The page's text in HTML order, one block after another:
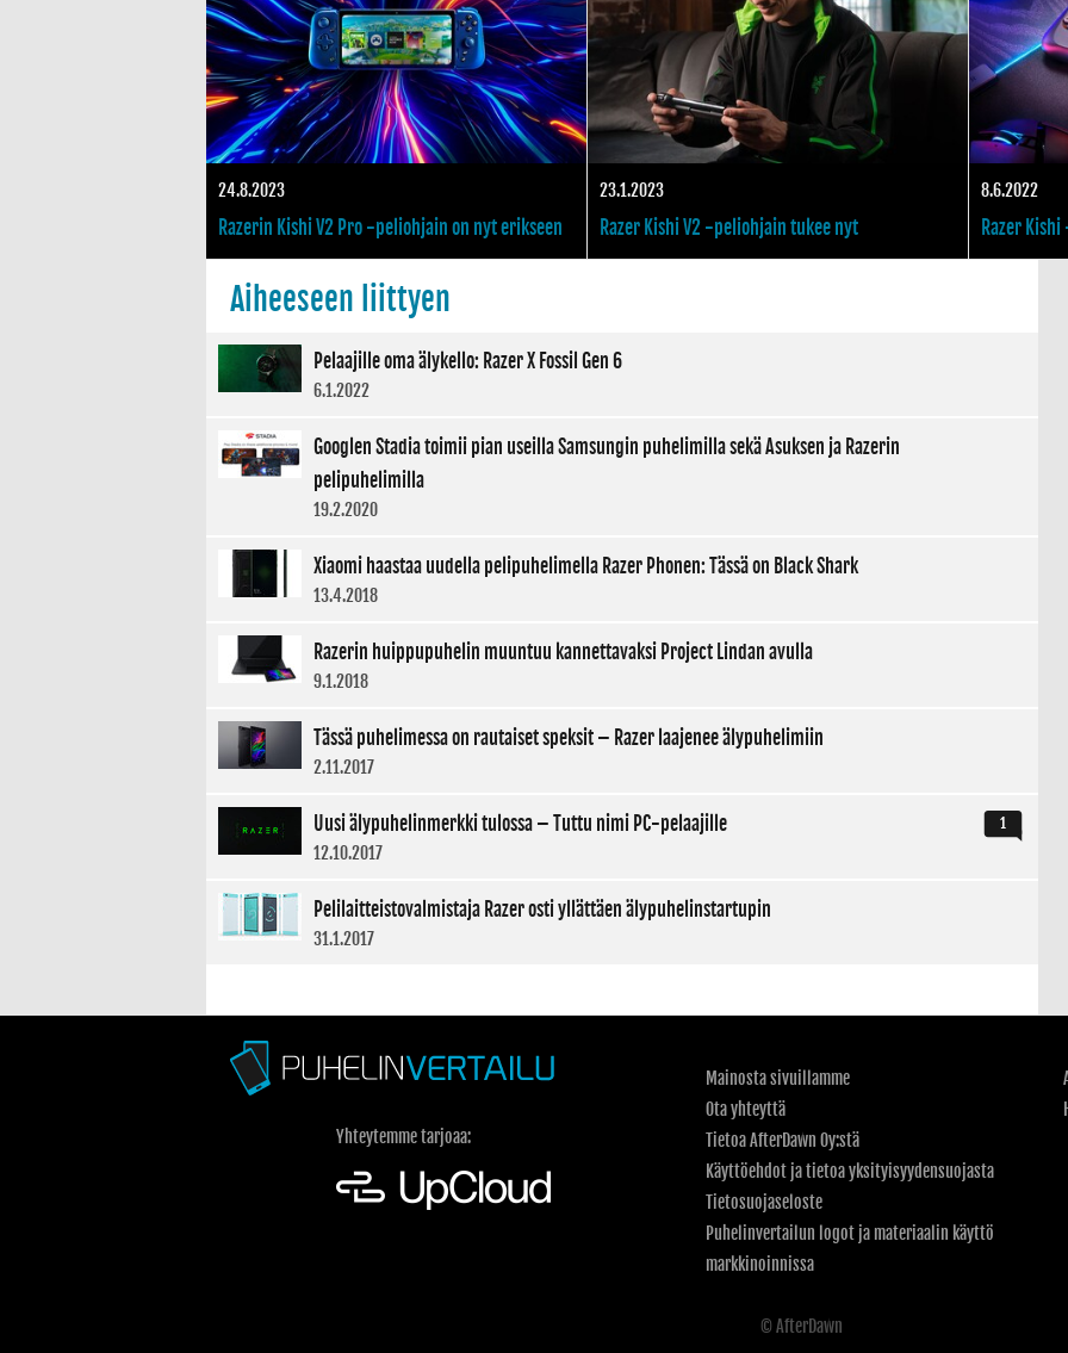
24.8.2023
Razerin Kishi V2 Pro -peliohjain on nyt erikseen
hankittavissa Androidille
23.1.2023
Razer Kishi V2 -peliohjain tukee nyt
kosketusnäytöllisiä pelejä
8.6.2022
Razer
versio
Aiheeseen liittyen
Pelaajille oma älykello: Razer X Fossil Gen 6
6.1.2022
Googlen Stadia toimii pian useilla Samsungin puhelimilla sekä Asuksen ja Razerin
pelipuhelimilla
19.2.2020
Xiaomi haastaa uudella pelipuhelimella Razer Phonen: Tässä on Black Shark
13.4.2018
Razerin huippupuhelin muuntuu kannettavaksi Project Lindan avulla
9.1.2018
Tässä puhelimessa on rautaiset speksit – Razer laajenee älypuhelimiin
2.11.2017
1
Uusi älypuhelinmerkki tulossa – Tuttu nimi PC-pelaajille
12.10.2017
Pelilaitteistovalmistaja Razer osti yllättäen älypuhelinstartupin
31.1.2017
Yhteytemme tarjoaa:
Mainosta sivuillamme
Ota yhteyttä
Tietoa AfterDawn Oy:stä
Käyttöehdot ja tietoa yksityisyydensuojasta
Tietosuojaseloste
Puhelinvertailun logot ja materiaalin käyttö
markkinoinnissa
© AfterDawn